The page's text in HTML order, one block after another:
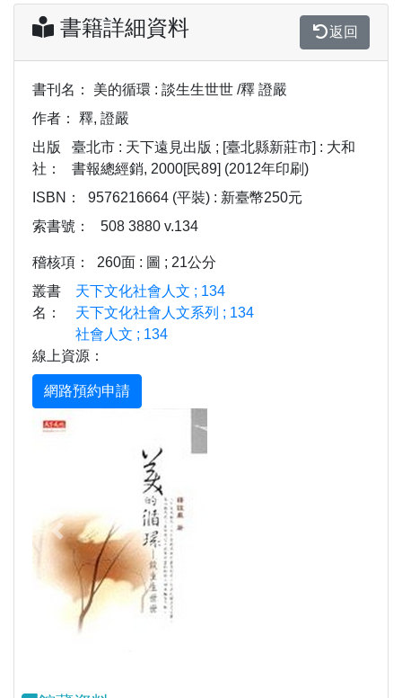
書籍詳細資料 返回
書刊名：
美的循環 : 談生生世世 /釋 證嚴
作者：
釋, 證嚴
出版
社：
臺北市 : 天下遠見出版 ; [臺北縣新莊市] : 大和
書報總經銷, 2000[民89] (2012年印刷)
ISBN：
9576216664 (平裝) : 新臺幣250元
索書號：
508 3880 v.134
稽核項：
260面 : 圖 ; 21公分
叢書
名：
天下文化社會人文 ; 134
天下文化社會人文系列 ; 134
社會人文 ; 134
線上資源：
Previous